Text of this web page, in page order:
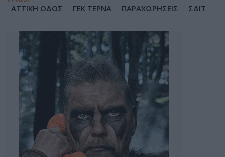
ΑΤΤΙΚΗ ΟΔΟΣ ΓΕΚ ΤΕΡΝΑ ΠΑΡΑΧΩΡΗΣΕΙΣ ΣΔΙΤ